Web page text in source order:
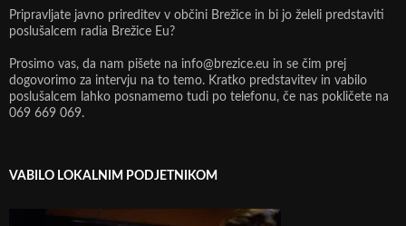
Pripravljate javno prireditev v občini Brežice in bi jo želeli predstaviti
poslušalcem radia Brežice Eu?
Prosimo vas, da nam pišete na info@brezice.eu in se čim prej
dogovorimo za intervju na to temo. Kratko predstavitev in vabilo
poslušalcem lahko posnamemo tudi po telefonu, če nas pokličete na
069 669 069.
VABILO LOKALNIM PODJETNIKOM